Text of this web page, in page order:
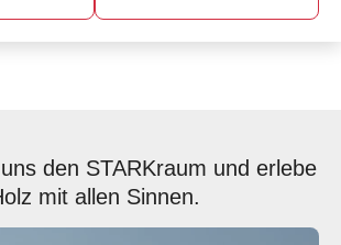
den STARKraum und erlebe
mit allen Sinnen.